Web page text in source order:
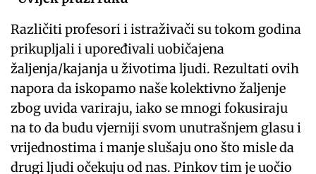
Različiti profesori i istraživači su tokom godina
prikupljali i upoređivali uobičajena
žaljenja/kajanja u životima ljudi. Rezultati ovih
napora da iskopamo naše kolektivno žaljenje
zbog uvida variraju, iako se mnogi fokusiraju
na to da budu vjerniji svom unutrašnjem glasu i
vrijednostima i manje slušaju ono što misle da
drugi ljudi očekuju od nas. Pinkov tim je uočio